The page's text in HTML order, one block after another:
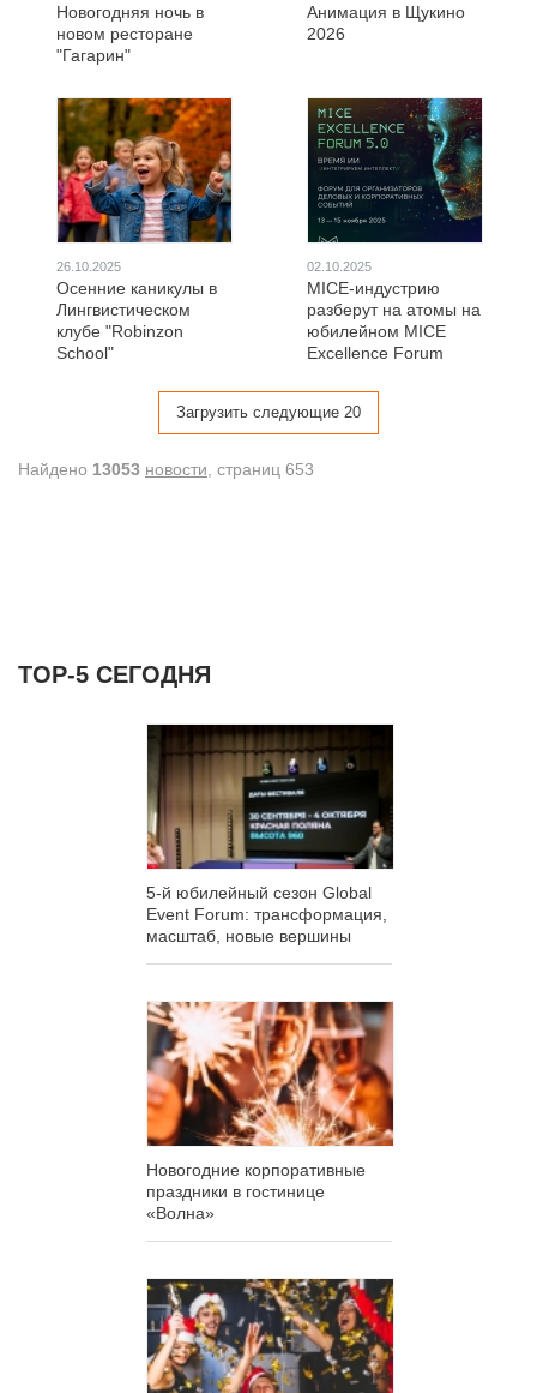
Новогодняя ночь в
новом ресторане
"Гагарин"
Анимация в Щукино
2026
26.10.2025
Осенние каникулы в
Лингвистическом
клубе "Robinzon
School"
02.10.2025
MICE-индустрию
разберут на атомы на
юбилейном MICE
Excellence Forum
Загрузить следующие 20
Найдено 13053 новости , cтраниц 653
ТОР-5 СЕГОДНЯ
5-й юбилейный сезон Global
Event Forum: трансформация,
масштаб, новые вершины
Новогодние корпоративные
праздники в гостинице
«Волна»